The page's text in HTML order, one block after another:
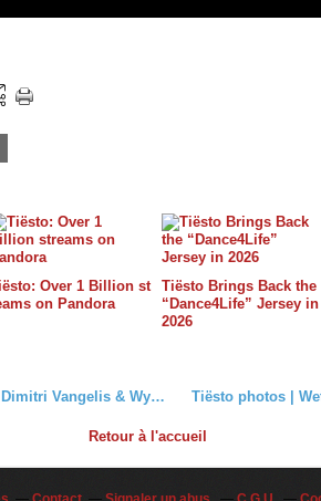
Over 1 Billion st
on Pandora
Tiësto Brings Back the
“Dance4Life” Jersey in
2026
Club Life by Tiësto 426 - Dimitri Vangelis & Wyman guest mix - may 29, 2015
Retour à l'accueil